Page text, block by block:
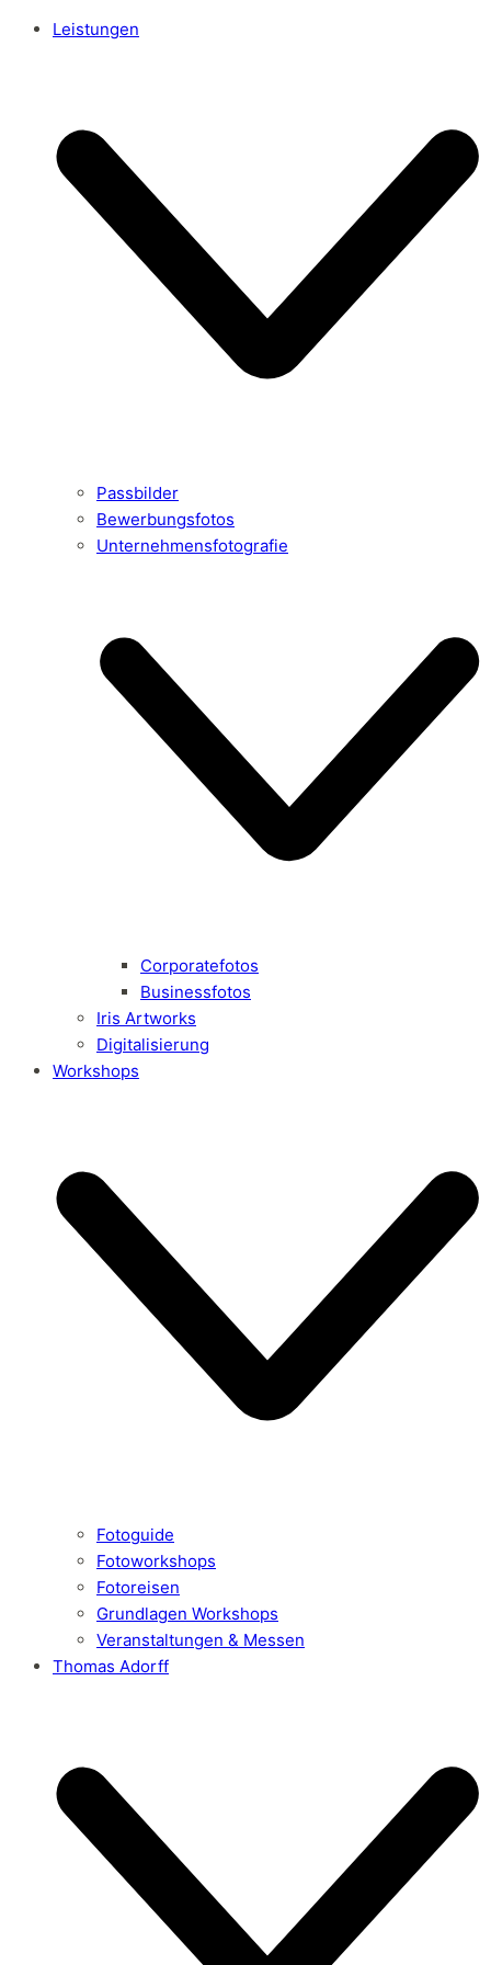
Leistungen
Passbilder
Bewerbungsfotos
Unternehmensfotografie
Corporatefotos
Businessfotos
Iris Artworks
Digitalisierung
Workshops
Fotoguide
Fotoworkshops
Fotoreisen
Grundlagen Workshops
Veranstaltungen & Messen
Thomas Adorff